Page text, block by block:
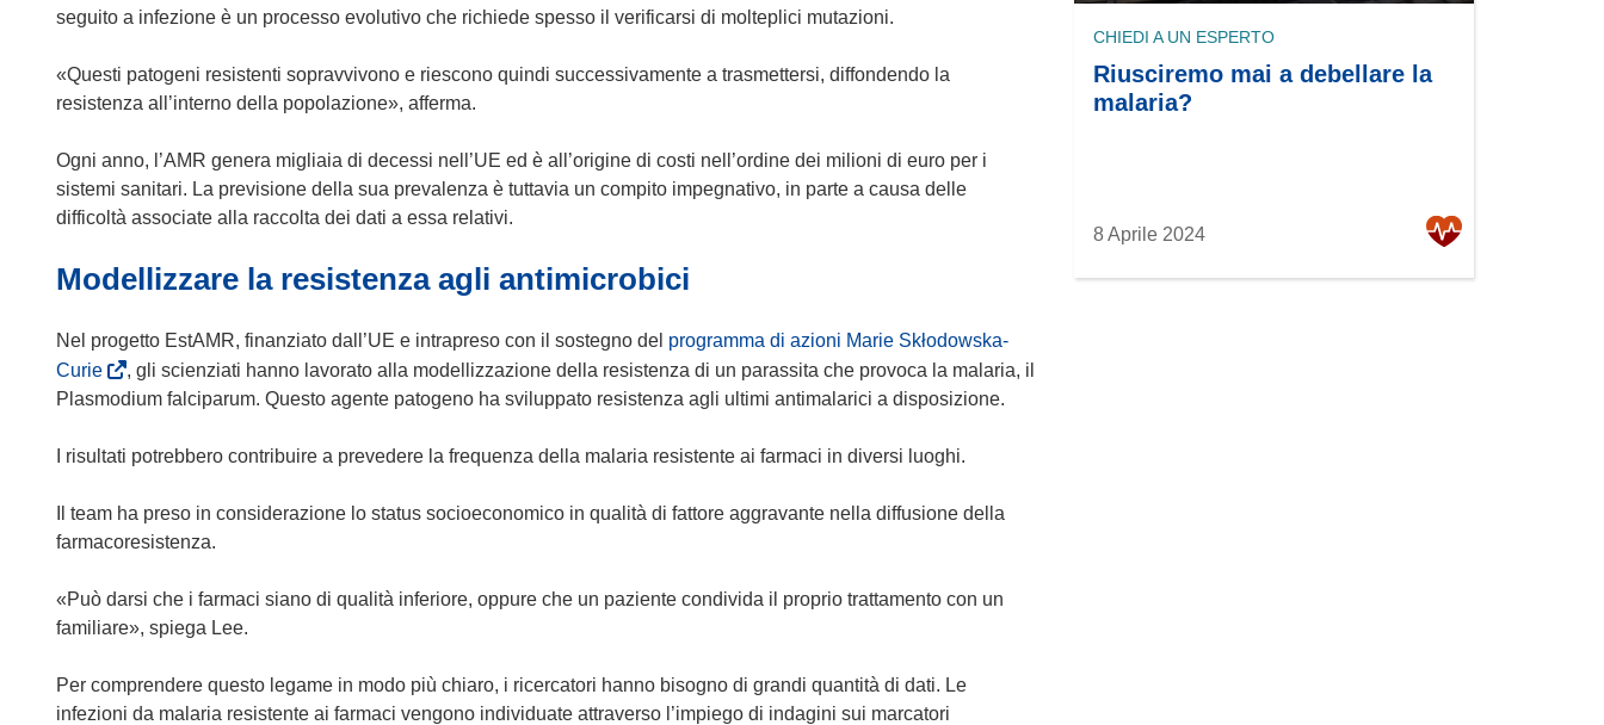
s
a
p
e
i
n
n
s
a
e
i
t
seguito a infezione è un processo evolutivo che richiede spesso il verificarsi di molteplici mutazioni.
«Questi patogeni resistenti sopravvivono e riescono quindi successivamente a trasmettersi, diffondendo la
resistenza all’interno della popolazione», afferma.
Ogni anno, l’AMR genera migliaia di decessi nell’UE ed è all’origine di costi nell’ordine dei milioni di euro per i
sistemi sanitari. La previsione della sua prevalenza è tuttavia un compito impegnativo, in parte a causa delle
difficoltà associate alla raccolta dei dati a essa relativi.
Modellizzare la resistenza agli antimicrobici
Nel progetto EstAMR, finanziato dall’UE e intrapreso con il sostegno del programma di azioni Marie Skłodowska-
Curie(
s
a
r
e
n
u
a
n
, gli scienziati hanno lavorato alla modellizzazione della resistenza di un parassita che provoca la malaria, il
Plasmodium falciparum. Questo agente patogeno ha sviluppato resistenza agli ultimi antimalarici a disposizione.
I risultati potrebbero contribuire a prevedere la frequenza della malaria resistente ai farmaci in diversi luoghi.
Il team ha preso in considerazione lo status socioeconomico in qualità di fattore aggravante nella diffusione della
farmacoresistenza.
«Può darsi che i farmaci siano di qualità inferiore, oppure che un paziente condivida il proprio trattamento con un
familiare», spiega Lee.
Per comprendere questo legame in modo più chiaro, i ricercatori hanno bisogno di grandi quantità di dati. Le
infezioni da malaria resistente ai farmaci vengono individuate attraverso l’impiego di indagini sui marcatori
CHIEDI A UN ESPERTO
Riusciremo mai a debellare la
malaria?
8 Aprile 2024